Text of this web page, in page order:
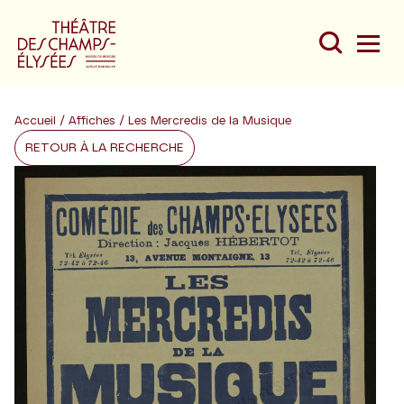
Du
Accueil / Affiches / Les Mercredis de la Musique
RETOUR À LA RECHERCHE